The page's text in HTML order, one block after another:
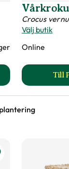
vit produktsida
Crocus
Välj butik
Online
Till